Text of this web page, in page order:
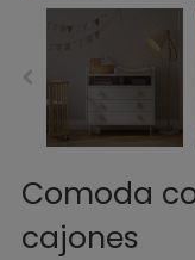
Comoda
cajones